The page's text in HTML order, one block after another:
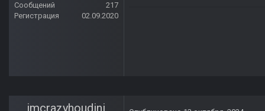
Сообщений
217
Регистрация
02.09.2020